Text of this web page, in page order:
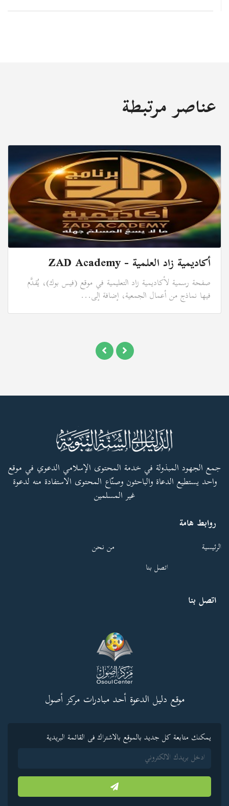
عناصر مرتبطة
أكاديمية زاد العلمية - ZAD Academy
صفحة رسمية لأكاديمية زاد التعليمية في موقع (فيس بوك)، يُقدَّم
فيها نماذج من أعمال الجمعية، إضافة إلى...
جمع الجهود المبذولة في خدمة المحتوى الإسلامي الدعوي في موقع
واحد يستطيع الدعاة والباحثون وصنّاع المحتوى الاستفادة منه لدعوة
غير المسلمين
روابط هامة
الرئيسية
من نحن
اتصل بنا
اتصل بنا
موقع دليل الدعوة أحد مبادرات مركز أصول
يمكنك متابعة كل جديد بالموقع بالاشتراك فى القائمة البريدية